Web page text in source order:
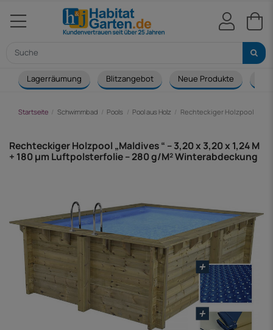
Lagerräumung Blitzangebot Neue Produkte
Startseite Schwimmbad Pools Pool aus Holz Rechteckiger Holzpool
Rechteckiger Holzpool „Maldives “ – 3,20 x 3,20 x 1,24 M
+ 180 µm Luftpolsterfolie – 280 g/M² Winterabdeckung